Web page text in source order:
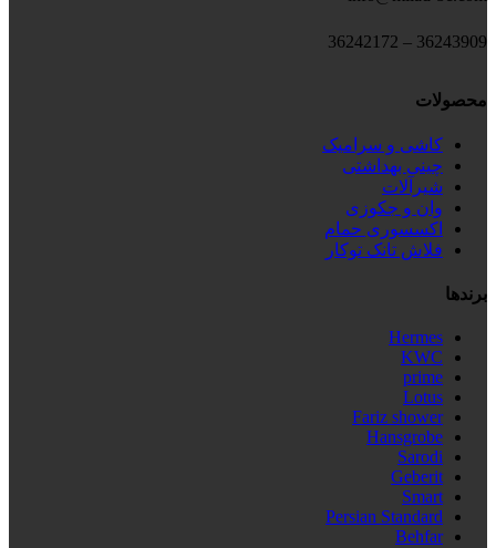
36243909 – 36242172
محصولات
کاشی و سرامیک
چینی بهداشتی
شیرآلات
وان و جکوزی
اکسسوری حمام
فلاش تانک توکار
برندها
Hermes
KWC
prime
Lotus
Fariz shower
Hansgrobe
Sarodi
Geberit
Smart
Persian Standard
Behfar